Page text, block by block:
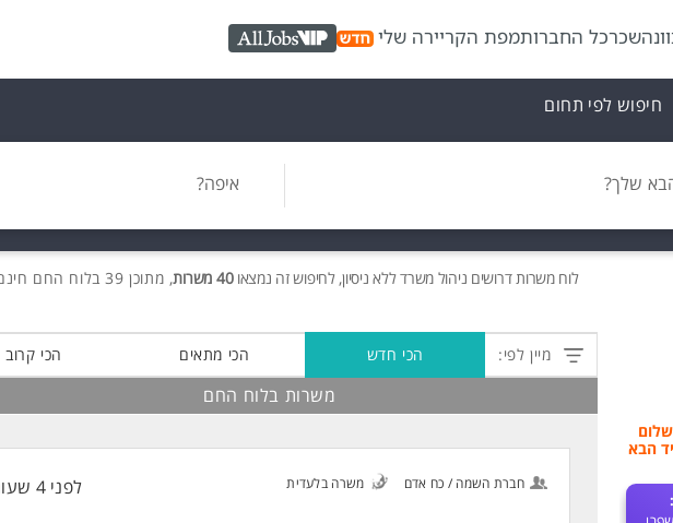
שכרכל החברותמפת הקריירה שלי AllJobs VIP
חיפוש לפי תחום
שלך? איפה?
לוח משרותדרושים ניהול משרד ללא ניסיון, לחיפוש זה נמצאו40 משרות , מתוכן 39 בלוח החם חינם!
הבא
מיין לפי: הכי חדש הכי מתאים הכי קרוב
משרות בלוח החם
חברת השמה / כח אדם משרה בלעדית לפני 4 שעות